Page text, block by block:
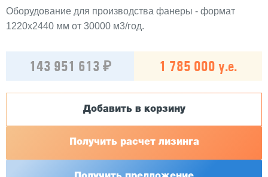
Оборудование для производства фанеры - формат
1220x2440 мм от 30000 м3/год.
143 951 613 ₽ 1 785 000 у.е.
Добавить в корзину
Получить расчет лизинга